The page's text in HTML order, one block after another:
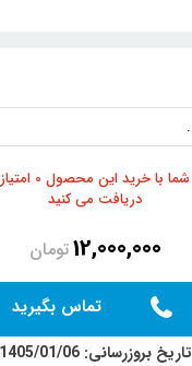
شما با خرید این محصول 0 امتیاز
دریافت می کنید
12,000,000تومان
تماس بگیرید
تاریخ بروزرسانی: 1405/01/06